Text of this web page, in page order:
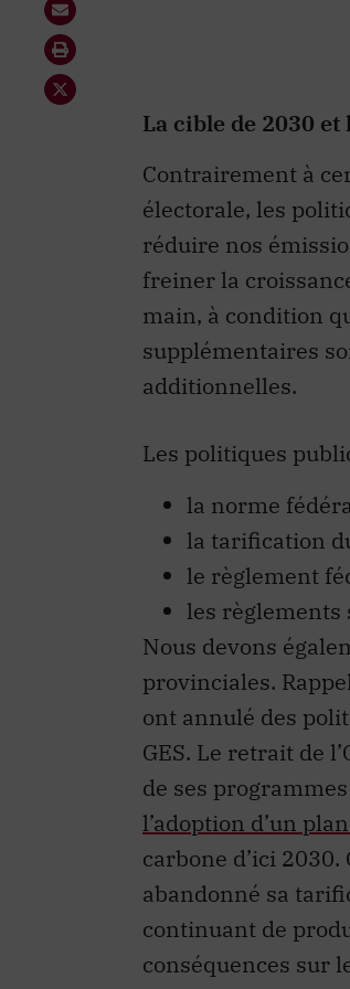
La cible de 2030
Contrairement à
électorale, les
réduire nos
freiner la
main, à condition
supplémentaires
additionnelles.
Les politiques
la norme
la tarification
le règlement
les règlements
Nous devons
provinciales.
ont annulé des
GES. Le retrait de
de ses
l’adoption d’un
carbone d’ici
abandonné sa
continuant de
conséquences sur